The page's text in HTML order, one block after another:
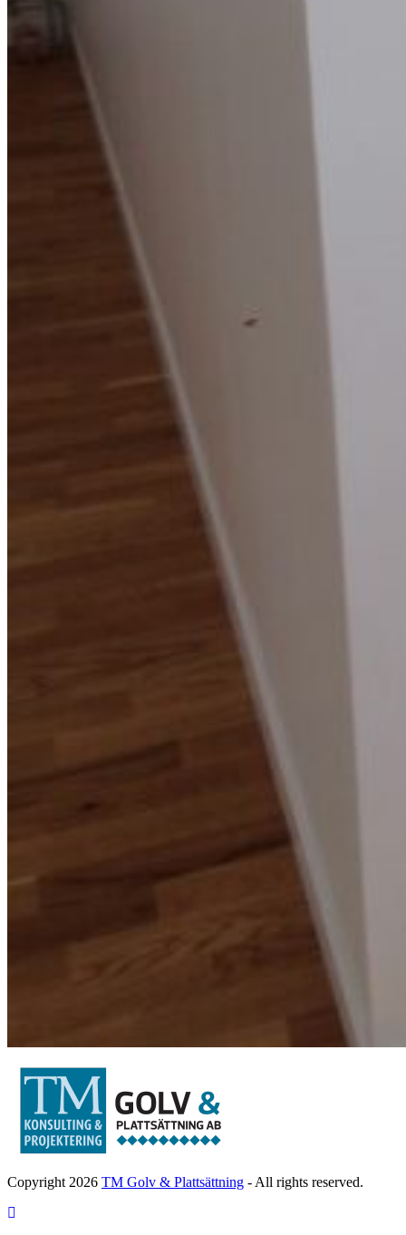
Copyright 2026 TM Golv & Plattsättning - All rights reserved.